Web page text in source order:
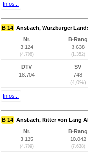
Infos...
B 14 Ansbach, Würzburger
Nr.
3.124
(4.708)
B-Rang
3.638
(1.352)
DTV
18.704
SV
748
(4,0%)
Infos...
B 14 Ansbach, Ritter von Lang
Nr.
3.125
(4.709)
B-Rang
10.042
(7.638)